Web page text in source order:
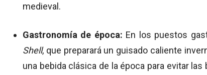
medieval.
Gastronomía de época: En los puestos
Shell, que preparará un guisado caliente
una bebida clásica de la época para evitar